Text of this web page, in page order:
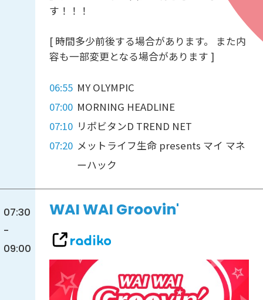
す！！！
[ 時間多少前後する場合があります。 また内
容も一部変更となる場合があります ]
06:55 MY OLYMPIC
07:00 MORNING HEADLINE
07:10 リポビタンD TREND NET
07:20 メットライフ生命 presents マイ マネ
ーハック
07:30
-
09:00
WAI WAI Groovin'